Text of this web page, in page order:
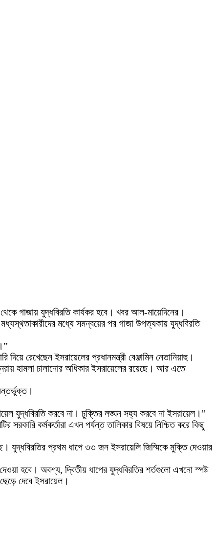
গাজায় যুদ্ধবিরতি কার্যকর হবে। খবর আল-মায়েদিনের।
মধ্যে সমন্বয়ের পর গাজা উপত্যকায় যুদ্ধবিরতি
রেখেছেন ইসরায়েলের প্রধানমন্ত্রী বেঞ্জামিন নেতানিয়াহু।
হামলা চালানোর অধিকার ইসরায়েলের রয়েছে। আর এতে
যুদ্ধবিরতি করবে না। চুক্তির লঙ্ঘন সহ্য করবে না ইসরায়েল।”
কর্মকর্তারা এখন পর্যন্ত তালিকার বিষয়ে নিশ্চিত করে কিছু
যুদ্ধবিরতির প্রথম ধাপে ৩৩ জন ইসরায়েলি জিম্মিকে মুক্তি দেওয়ার
হবে। অবশ্য, দ্বিতীয় ধাপের যুদ্ধবিরতির শর্তগুলো এখনো স্পষ্ট
দেবে ইসরায়েল।